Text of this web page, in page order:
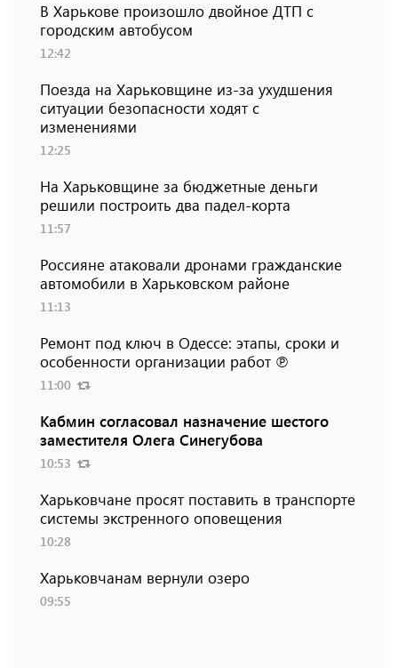
В Харькове произошло двойное ДТП с
городским автобусом
12:42
Поезда на Харьковщине из-за ухудшения
ситуации безопасности ходят с
изменениями
12:25
На Харьковщине за бюджетные деньги
решили построить два падел-корта
11:57
Россияне атаковали дронами гражданские
автомобили в Харьковском районе
11:13
Ремонт под ключ в Одессе: этапы, сроки и
особенности организации работ ℗
11:00
Кабмин согласовал назначение шестого
заместителя Олега Синегубова
10:53
Харьковчане просят поставить в транспорте
системы экстренного оповещения
10:28
Харьковчанам вернули озеро
09:55